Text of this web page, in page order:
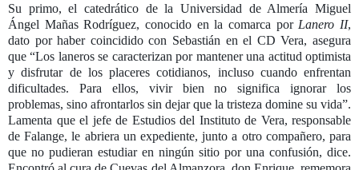
Su primo, el catedrático de la Universidad de Almería Miguel
Ángel Mañas Rodríguez, conocido en la comarca por Lanero II,
dato por haber coincidido con Sebastián en el CD Vera, asegura
que “Los laneros se caracterizan por mantener una actitud optimista
y disfrutar de los placeres cotidianos, incluso cuando enfrentan
dificultades. Para ellos, vivir bien no significa ignorar los
problemas, sino afrontarlos sin dejar que la tristeza domine su vida”.
Lamenta que el jefe de Estudios del Instituto de Vera, responsable
de Falange, le abriera un expediente, junto a otro compañero, para
que no pudieran estudiar en ningún sitio por una confusión, dice.